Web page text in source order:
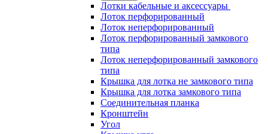
Лотки кабельные и аксессуары
Лоток перфорированный
Лоток неперфорированный
Лоток перфорированный замкового
типа
Лоток неперфорированный замкового
типа
Крышка для лотка не замкового типа
Крышка для лотка замкового типа
Соединительная планка
Кронштейн
Угол